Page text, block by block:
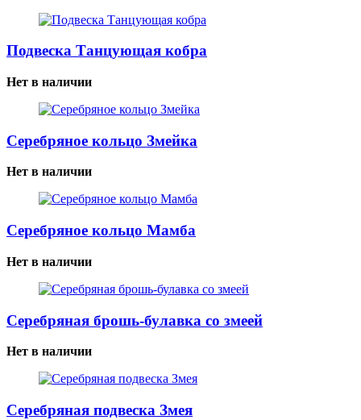
Подвеска Танцующая кобра
Нет в наличии
Серебряное кольцо Змейка
Нет в наличии
Серебряное кольцо Мамба
Нет в наличии
Серебряная брошь-булавка со змеей
Нет в наличии
Серебряная подвеска Змея